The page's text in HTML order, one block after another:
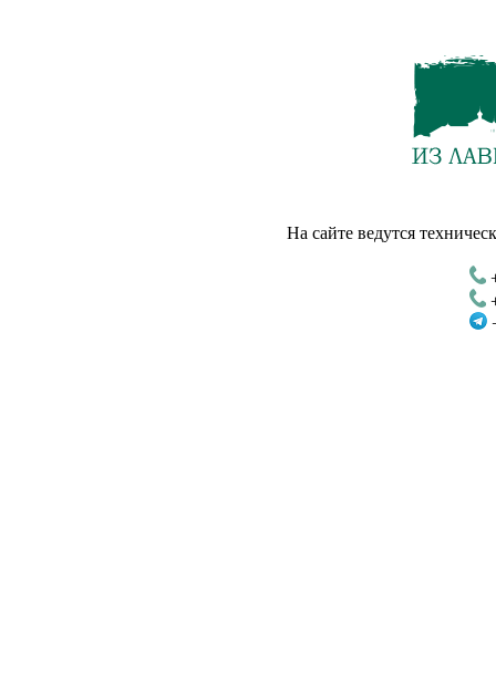
На сайте ведутся